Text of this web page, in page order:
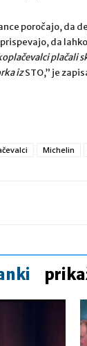
poročajo, da
da
plačali
izSTO,” je
Michelin